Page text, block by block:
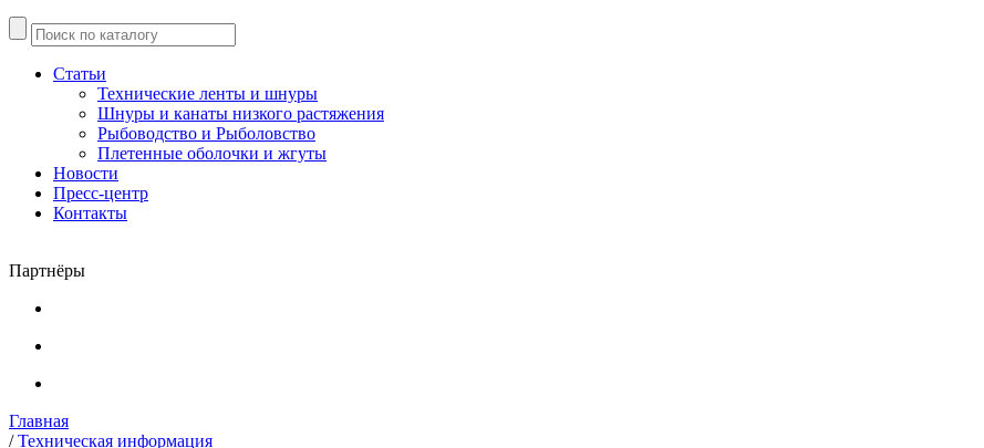
Статьи
Технические ленты и шнуры
Шнуры и канаты низкого растяжения
Рыбоводство и Рыболовство
Плетенные оболочки и жгуты
Новости
Пресс-центр
Контакты
Партнёры
Главная
/Техническая информация